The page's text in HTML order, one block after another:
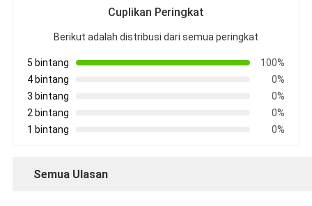
Cuplikan Peringkat
Berikut adalah distribusi dari semua peringkat
5 bintang
100%
4 bintang
0%
3 bintang
0%
2 bintang
0%
1 bintang
0%
Semua Ulasan